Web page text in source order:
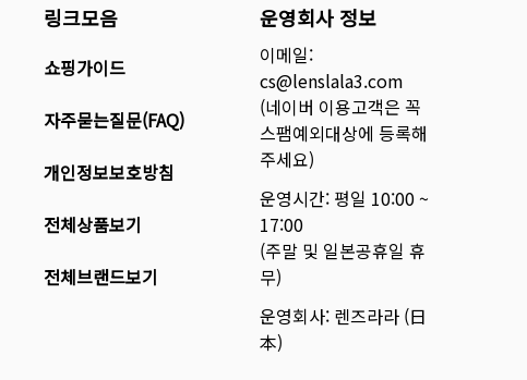
링크모음
쇼핑가이드
자주묻는질문(FAQ)
개인정보보호방침
전체상품보기
전체브랜드보기
운영회사 정보
이메일:
cs@lenslala3.com
(네이버 이용고객은 꼭
스팸예외대상에 등록해
주세요)
운영시간: 평일 10:00 ~
17:00
(주말 및 일본공휴일 휴
무)
운영회사: 렌즈라라 (日
本)